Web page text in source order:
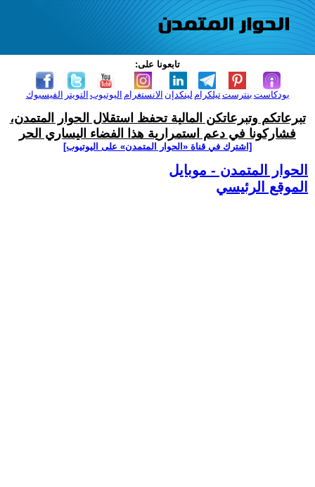
تابعونا على:
الفيسبوك التويتر اليوتيوب الانستغرام لينكدإن تيلكرامبنترست بودكاست
تبرعاتكم وتبرعاتكن المالية تحفظ استقلال الحوار المتمدن،
فشاركونا في دعم استمرارية هذا الفضاء اليساري الحر
[اشترك في قناة ‫«الحوار المتمدن» على اليوتيوب]
الحوار المتمدن - موبايل
الموقع الرئيسي